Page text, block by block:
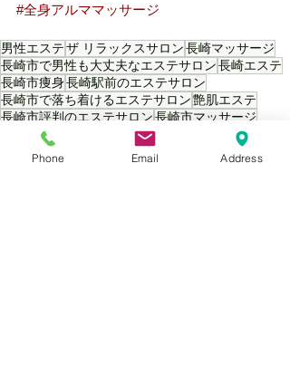
#全身アルママッサージ
男性エステザ リラックスサロン長崎マッサージ
長崎市で男性も大丈夫なエステサロン長崎エステ
長崎市痩身長崎駅前のエステサロン
長崎市で落ち着けるエステサロン艶肌エステ
長崎市評判のエステサロン長崎市マッサージ
長崎市の人気のファイシャル施術
長崎市フェイシャル
Phone Email Address